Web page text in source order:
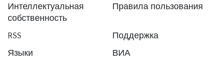
Интеллектуальная
собственность
Правила пользования
RSS
Поддержка
Языки
ВИА